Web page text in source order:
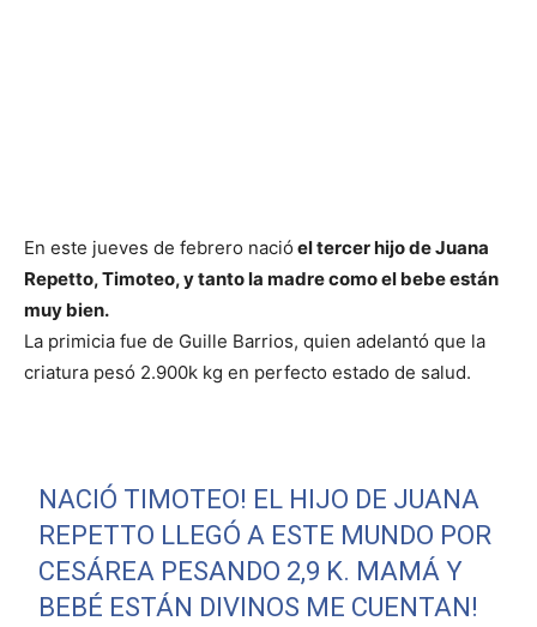
En este jueves de febrero nació el tercer hijo de Juana
Repetto, Timoteo, y tanto la madre como el bebe están
muy bien.
La primicia fue de Guille Barrios, quien adelantó que la
criatura pesó 2.900k kg en perfecto estado de salud.
NACIÓ TIMOTEO! EL HIJO DE JUANA
REPETTO LLEGÓ A ESTE MUNDO POR
CESÁREA PESANDO 2,9 K. MAMÁ Y
BEBÉ ESTÁN DIVINOS ME CUENTAN!